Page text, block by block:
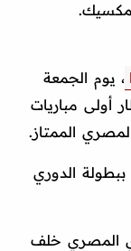
، يوم الجمعة
أولى مباريات
الممتاز.
الدوري
المصري خلف